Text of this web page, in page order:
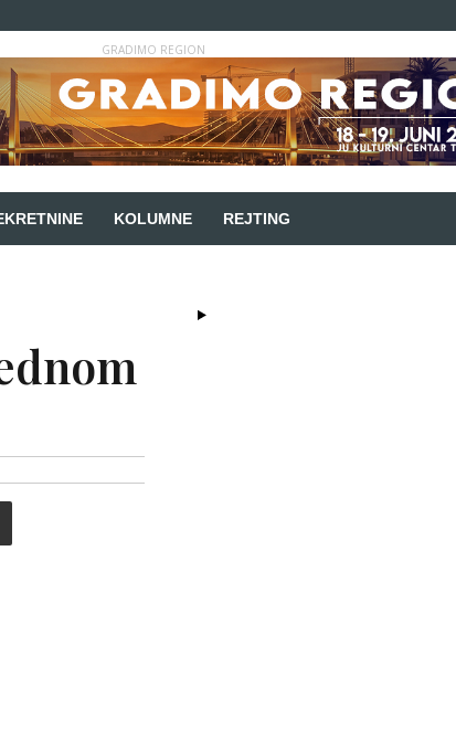
GRADIMO REGION
KOLUMNE REJTING